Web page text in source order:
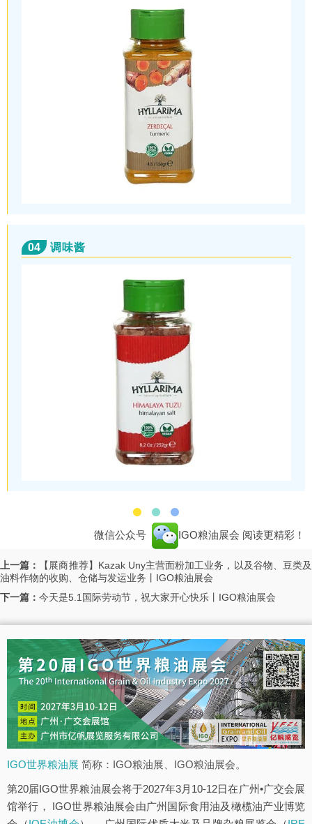
04 调味酱
微信公众号 IGO粮油展会 阅读更精彩！
上一篇：
【展商推荐】Kazak Uny主营面粉加工业务，以及谷物、豆类及
油料作物的收购、仓储与发运业务丨IGO粮油展会
下一篇： 今天是5.1国际劳动节，祝大家开心快乐丨IGO粮油展会
IGO世界粮油展 简称：IGO粮油展、IGO粮油展会。
第20届IGO世界粮油展会将于2027年3月10-12日在广州•广交会展
馆举行， IGO世界粮油展会由广州国际食用油及橄榄油产业博览